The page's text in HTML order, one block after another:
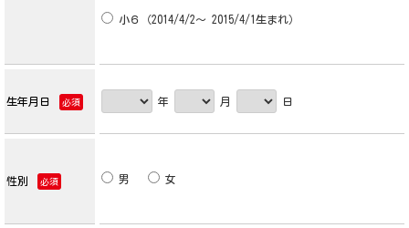
小６（2014/4/2～ 2015/4/1生まれ）
生年月日 必須 年 月 日
性別 必須 男 女